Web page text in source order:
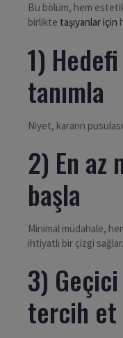
Bu bölüm, hem
birlikte taşıyanlar için
1)
tanımla
Niyet, kararın
2) En az
başla
Minimal müdahale,
ihtiyatlı bir çizgi sağlar.
3)
tercih et